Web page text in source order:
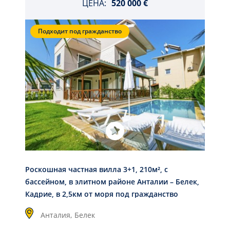
ЦЕНА: 520 000 €
Подходит под гражданство
Роскошная частная вилла 3+1, 210м², с
бассейном, в элитном районе Анталии – Белек,
Кадрие, в 2,5км от моря под гражданство
Анталия, Белек